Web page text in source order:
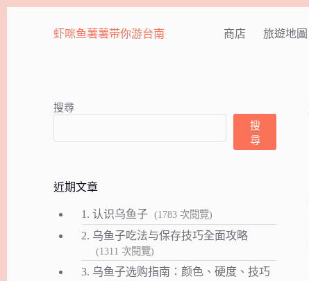
虾咪鱼薯薯带你游台南 商店 旅遊地圖
搜尋
搜
尋
近期文章
1.认识乌鱼子 (1783 次閱覽)
2. 乌鱼子吃法与保存技巧全面攻略
(1311 次閱覽)
3. 乌鱼子选购指南：颜色、硬度、技巧